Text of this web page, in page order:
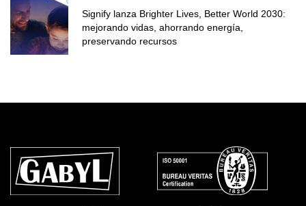
Signify lanza Brighter Lives, Better World 2030:
mejorando vidas, ahorrando energía,
preservando recursos